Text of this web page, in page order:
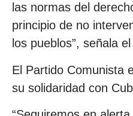
las normas del
principio de no
los pueblos”, señala
El Partido Comunista
su solidaridad con